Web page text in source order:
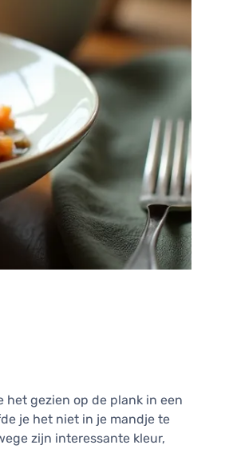
gezien op de plank in een
je het niet in je mandje te
zijn interessante kleur,